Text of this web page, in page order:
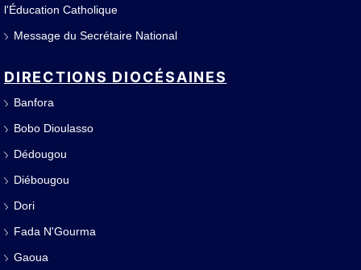
l'Éducation Catholique
Message du Secrétaire National
DIRECTIONS DIOCÉSAINES
Banfora
Bobo Dioulasso
Dédougou
Diébougou
Dori
Fada N'Gourma
Gaoua